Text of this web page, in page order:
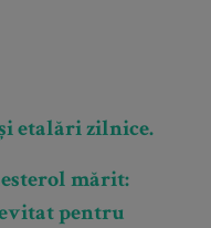
etalări zilnice.
mărit:
pentru